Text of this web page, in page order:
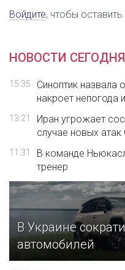
Войдите, чтобы
НОВОСТИ СЕГОДНЯ
15:35
Синоптик назвала
накроет непогода
13:21
Иран угрожает
случае новых
11:31
В команде
тренер
В Украине
автомобилей